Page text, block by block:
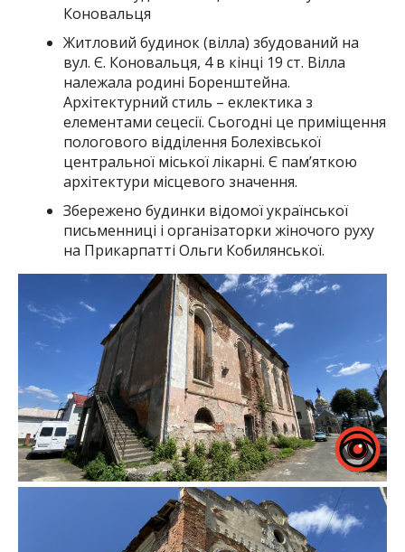
Коновальця
Житловий будинок (вілла) збудований на
вул. Є. Коновальця, 4 в кінці 19 ст. Вілла
належала родині Боренштейна.
Архітектурний стиль – еклектика з
елементами сецесії. Сьогодні це приміщення
пологового відділення Болехівської
центральної міської лікарні. Є пам’яткою
архітектури місцевого значення.
Збережено будинки відомої української
письменниці і організаторки жіночого руху
на Прикарпатті Ольги Кобилянської.